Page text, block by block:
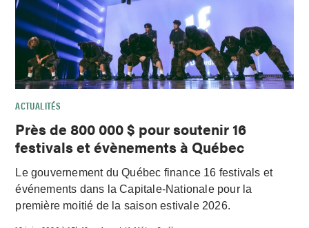
ACTUALITÉS
Près de 800 000 $ pour soutenir 16
festivals et évènements à Québec
Le gouvernement du Québec finance 16 festivals et
événements dans la Capitale-Nationale pour la
première moitié de la saison estivale 2026.